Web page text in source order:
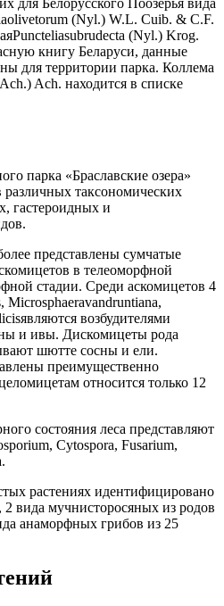
для Белорусского Поозерья вида
(Nyl.) W.L. Cuib. & C.F.
(Nyl.) Krog.
книгу Беларуси, данные
для территории парка. Коллема
Ach. находится в списке
парка «Браславские озера»
таксономических
гастероидных и
представлены сумчатые
в телеоморфной
стадии. Среди аскомицетов 4
Microsphaeravandruntiana,
возбудителями
и ивы. Дискомицеты рода
шютте сосны и ели.
преимущественно
относится только 12
состояния леса представляют
Cytospora, Fusarium,
растениях идентифицировано
вида мучнисторосяных из родов
анаморфных грибов из 25